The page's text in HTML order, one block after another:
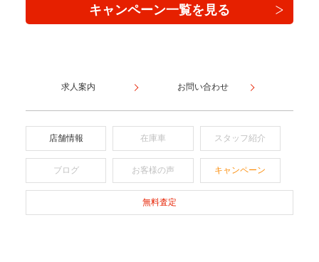
キャンペーン一覧を見る
求人案内 お問い合わせ
店舗情報 在庫車 スタッフ紹介
ブログ お客様の声 キャンペーン
無料査定